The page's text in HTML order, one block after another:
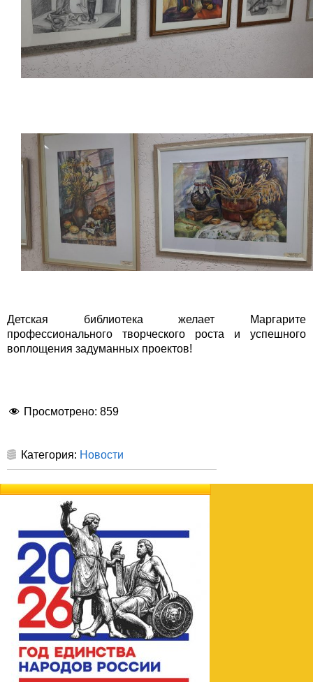
Детская библиотека желает Маргарите
профессионального творческого роста и успешного
воплощения задуманных проектов!
Просмотрено: 859
Категория: Новости